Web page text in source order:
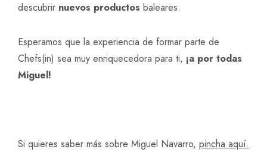
descubrir nuevos productos baleares.
Esperamos que la experiencia de formar parte de
Chefs(in) sea muy enriquecedora para ti, ¡a por todas
Miguel!
Si quieres saber más sobre Miguel Navarro, pincha aquí.